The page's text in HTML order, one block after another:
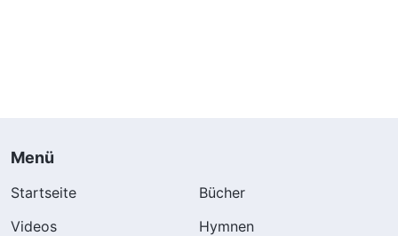
Menü
Startseite
Bücher
Videos
Hymnen